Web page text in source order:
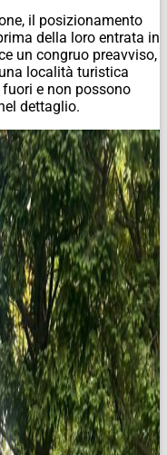
il posizionamento
della loro entrata in
un congruo preavviso,
località turistica
e non possono
dettaglio.